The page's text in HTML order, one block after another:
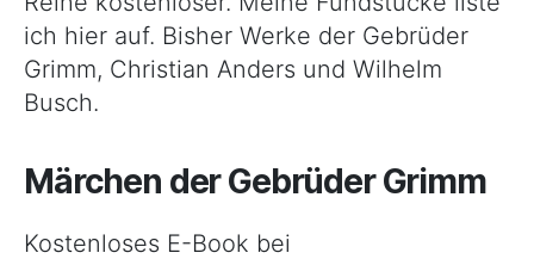
ich hier auf. Bisher Werke der Gebrüder
Grimm, Christian Anders und Wilhelm
Busch.
Märchen der Gebrüder Grimm
Kostenloses E-Book bei